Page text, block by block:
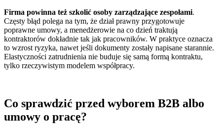
Firma powinna też szkolić osoby zarządzające zespołami.
Częsty błąd polega na tym, że dział prawny przygotowuje
poprawne umowy, a menedżerowie na co dzień traktują
kontraktorów dokładnie tak jak pracowników. W praktyce oznacza
to wzrost ryzyka, nawet jeśli dokumenty zostały napisane starannie.
Elastyczności zatrudnienia nie buduje się samą formą kontraktu,
tylko rzeczywistym modelem współpracy.
Co sprawdzić przed wyborem B2B albo
umowy o pracę?